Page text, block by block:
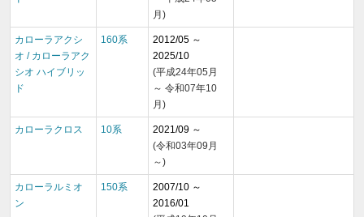
月)
カローラアクシ
オ / カローラアク
シオ ハイブリッ
ド
160系
2012/05 ～
2025/10
(平成24年05月
～ 令和07年10
月)
カローラクロス 10系
2021/09 ～
(令和03年09月
～)
カローラルミオ
ン
150系
2007/10 ～
2016/01